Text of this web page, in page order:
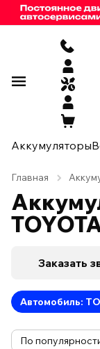
Аккумуляторы
Главная
Заказать
Автомобиль: